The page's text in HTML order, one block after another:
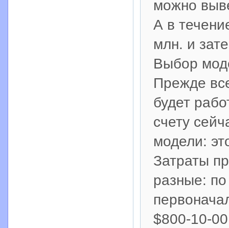
можно
А в
млн. и
Выбор
Прежде
будет
счету
модели:
Затраты
разные:
$800-10-